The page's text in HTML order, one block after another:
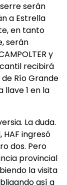
serán
a Estrella
en tanto
serán
y
recibirá
Río Grande
llave 1 en la
La duda.
HAF ingresó
dos. Pero
provincial
la visita
así a